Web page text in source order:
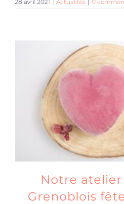
28 avril 2021 | Actualités | 0
Notre
Grenoblois